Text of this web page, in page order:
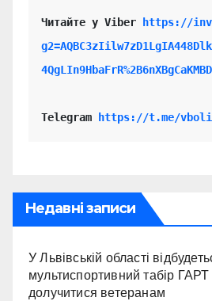
Читайте у Viber
https://
Telegram https://t.me/
Недавні записи
У Львівській області
мультиспортивний табір
долучитися ветеранам